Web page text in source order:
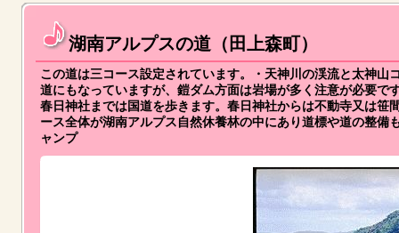
湖南アルプスの道（田上森町）
この道は三コース設定されています。・天神川の渓流と太神
道にもなっていますが、鎧ダム方面は岩場が多く注意が必要
春日神社までは国道を歩きます。春日神社からは不動寺又は
ース全体が湖南アルプス自然休養林の中にあり道標や道の整
ャンプ